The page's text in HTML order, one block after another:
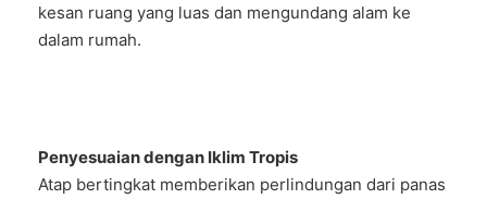
kesan ruang yang luas dan mengundang alam ke
dalam rumah.
Penyesuaian dengan Iklim Tropis
Atap bertingkat memberikan perlindungan dari panas